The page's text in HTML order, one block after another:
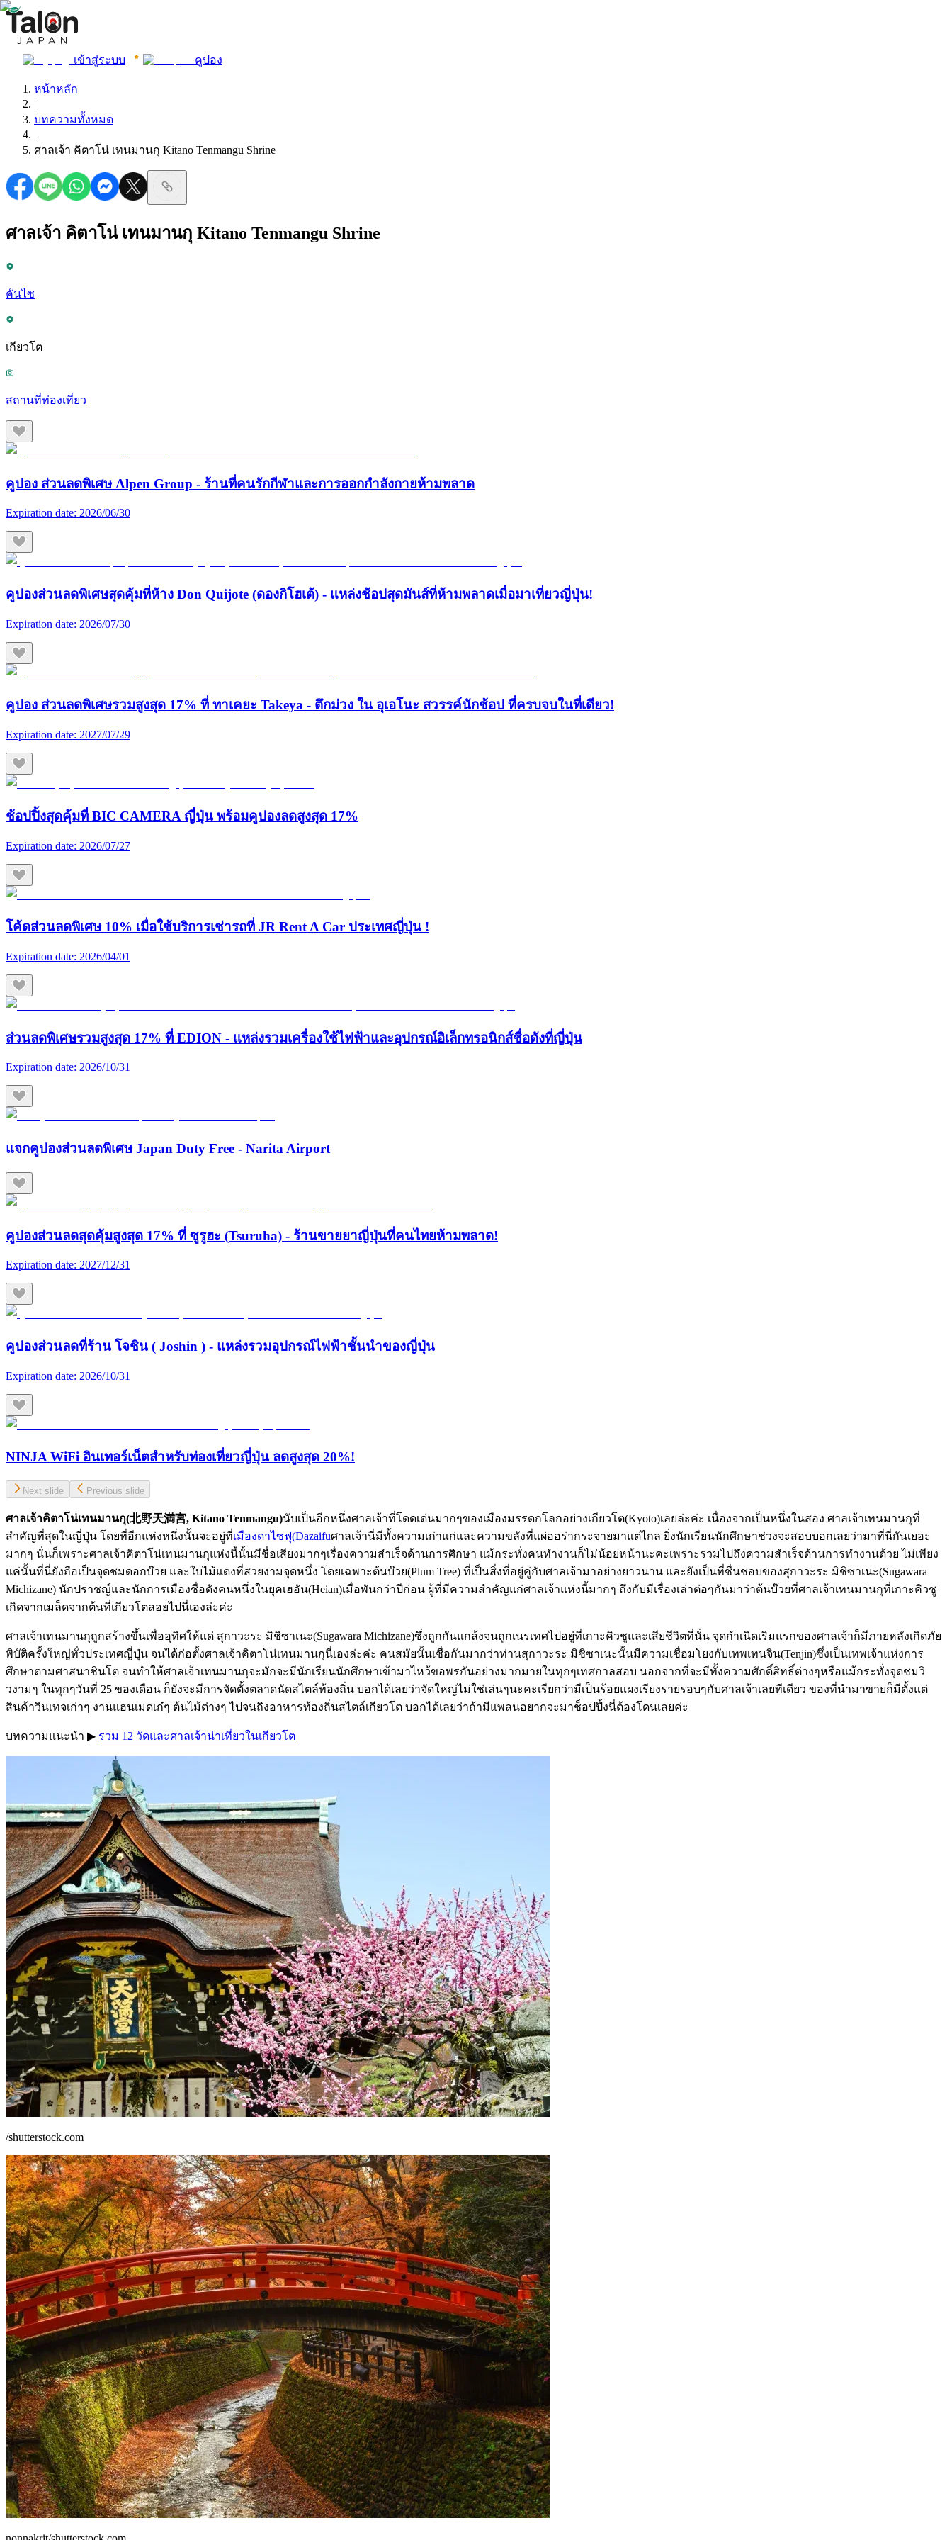
เข้าสู่ระบบ คูปอง
หน้าหลัก
|
บทความทั้งหมด
|
ศาลเจ้า คิตาโน่ เทนมานกุ Kitano Tenmangu Shrine
ศาลเจ้า คิตาโน่ เทนมานกุ Kitano Tenmangu Shrine
คันไซ
เกียวโต
สถานที่ท่องเที่ยว
คูปอง ส่วนลดพิเศษ Alpen Group - ร้านที่คนรักกีฬาและการออกกำลังกายห้ามพลาด
Expiration date: 2026/06/30
คูปองส่วนลดพิเศษสุดคุ้มที่ห้าง Don Quijote (ดองกิโฮเต้) - แหล่งช้อปสุดมันส์ที่ห้ามพลาดเมื่อมาเที่ยวญี่ปุ่น!
Expiration date: 2026/07/30
คูปอง ส่วนลดพิเศษรวมสูงสุด 17% ที่ ทาเคยะ Takeya - ตึกม่วง ใน อุเอโนะ สวรรค์นักช้อป ที่ครบจบในที่เดียว!
Expiration date: 2027/07/29
ช้อปปิ้งสุดคุ้มที่ BIC CAMERA ญี่ปุ่น พร้อมคูปองลดสูงสุด 17%
Expiration date: 2026/07/27
โค้ดส่วนลดพิเศษ 10% เมื่อใช้บริการเช่ารถที่ JR Rent A Car ประเทศญี่ปุ่น !
Expiration date: 2026/04/01
ส่วนลดพิเศษรวมสูงสุด 17% ที่ EDION - แหล่งรวมเครื่องใช้ไฟฟ้าและอุปกรณ์อิเล็กทรอนิกส์ชื่อดังที่ญี่ปุ่น
Expiration date: 2026/10/31
แจกคูปองส่วนลดพิเศษ Japan Duty Free - Narita Airport
คูปองส่วนลดสุดคุ้มสูงสุด 17% ที่ ซูรูฮะ (Tsuruha) - ร้านขายยาญี่ปุ่นที่คนไทยห้ามพลาด!
Expiration date: 2027/12/31
คูปองส่วนลดที่ร้าน โจชิน ( Joshin ) - แหล่งรวมอุปกรณ์ไฟฟ้าชั้นนำของญี่ปุ่น
Expiration date: 2026/10/31
NINJA WiFi อินเทอร์เน็ตสำหรับท่องเที่ยวญี่ปุ่น ลดสูงสุด 20%!
Next slide Previous slide
ศาลเจ้าคิตาโน่เทนมานกุ(北野天満宮, Kitano Tenmangu)นับเป็นอีกหนึ่งศาลเจ้าที่โดดเด่นมากๆของเมืองมรรดกโลกอย่างเกียวโต(Kyoto)เลยล่ะค่ะ เนื่องจากเป็นหนึ่งในสอง ศาลเจ้าเทนมานกุที่
สำคัญที่สุดในญี่ปุ่น โดยที่อีกแห่งหนึ่งนั้นจะอยู่ที่เมืองดาไซฟุ(Dazaifuศาลเจ้านี่มีทั้งความเก่าแก่และความขลังที่แผ่ออร่ากระจายมาแต่ไกล ยิ่งนักเรียนนักศึกษาช่วงจะสอบบอกเลยว่ามาที่นี่กันเยอะ
มากๆ นั่นก็เพราะศาลเจ้าคิตาโน่เทนมานกุแห่งนี้นั้นมีชื่อเสียงมากๆเรื่องความสำเร็จด้านการศึกษา แม้กระทั่งคนทำงานก็ไม่น้อยหน้านะคะเพราะรวมไปถึงความสำเร็จด้านการทำงานด้วย ไม่เพียง
แค่นั้นที่นี่ยังถือเป็นจุดชมดอกบ๊วย และใบไม้แดงที่สวยงามจุดหนึ่ง โดยเฉพาะต้นบ๊วย(Plum Tree) ที่เป็นสิ่งที่อยู่คู่กับศาลเจ้ามาอย่างยาวนาน และยังเป็นที่ชื่นชอบของสุกาวะระ มิชิซาเนะ(Sugawara
Michizane) นักปราชญ์และนักการเมืองชื่อดังคนหนึ่งในยุคเฮอัน(Heian)เมื่อพันกว่าปีก่อน ผู้ที่มีความสำคัญแก่ศาลเจ้าแห่งนี้มากๆ ถึงกับมีเรื่องเล่าต่อๆกันมาว่าต้นบ๊วยที่ศาลเจ้าเทนมานกุที่เกาะคิวชู
เกิดจากเมล็ดจากต้นที่เกียวโตลอยไปนี่เองล่ะค่ะ
ศาลเจ้าเทนมานกุถูกสร้างขึ้นเพื่ออุทิศให้แด่ สุกาวะระ มิชิซาเนะ(Sugawara Michizane)ซึ่งถูกกันแกล้งจนถูกเนรเทศไปอยู่ที่เกาะคิวชูและเสียชีวิตที่นั่น จุดกำเนิดเริมแรกของศาลเจ้าก็มีภายหลังเกิดภัย
พิบัติครั้งใหญ่ทั่วประเทศญี่ปุ่น จนได้ก่อตั้งศาลเจ้าคิตาโน่เทนมานกุนี่เองล่ะค่ะ คนสมัยนั้นเชื่อกันมากว่าท่านสุกาวะระ มิชิซาเนะนั้นมีความเชื่อมโยงกับเทพเทนจิน(Tenjin)ซึ่งเป็นเทพเจ้าแห่งการ
ศึกษาตามศาสนาชินโต จนทำให้ศาลเจ้าเทนมานกุจะมักจะมีนักเรียนนักศึกษาเข้ามาไหว้ขอพรกันอย่างมากมายในทุกๆเทศกาลสอบ นอกจากที่จะมีทั้งความศักดิ์สิทธิ์ต่างๆหรือแม้กระทั่งจุดชมวิ
วงามๆ ในทุกๆวันที่ 25 ของเดือน ก็ยังจะมีการจัดตั้งตลาดนัดสไตล์ท้องถิ่น บอกได้เลยว่าจัดใหญ่ไม่ใช่เล่นๆนะคะเรียกว่ามีเป็นร้อยแผงเรียงรายรอบๆกับศาลเจ้าเลยทีเดียว ของที่นำมาขายก็มีตั้งแต่
สินค้าวินเทจเก่าๆ งานแฮนเมดเก๋ๆ ต้นไม้ต่างๆ ไปจนถึงอาหารท้องถิ่นสไตล์เกียวโต บอกได้เลยว่าถ้ามีแพลนอยากจะมาช็อปปิ้งนี่ต้องโดนเลยค่ะ
บทความแนะนำ ▶︎ รวม 12 วัดและศาลเจ้าน่าเที่ยวในเกียวโต
/shutterstock.com